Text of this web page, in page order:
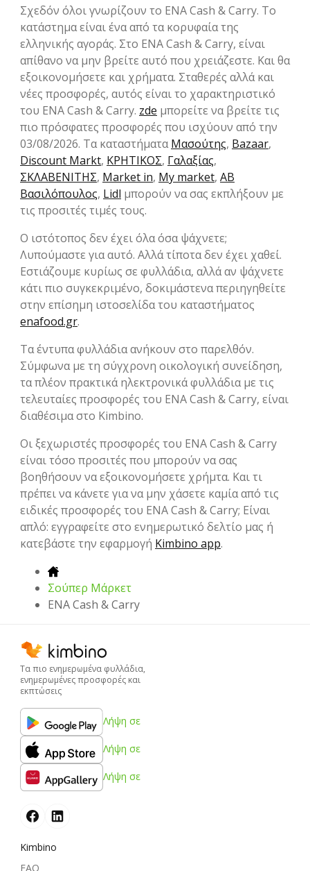
Σχεδόν όλοι γνωρίζουν το ENA Cash & Carry. Το
κατάστημα είναι ένα από τα κορυφαία της
ελληνικής αγοράς. Στο ENA Cash & Carry, είναι
απίθανο να μην βρείτε αυτό που χρειάζεστε. Και θα
εξοικονομήσετε και χρήματα. Σταθερές αλλά και
νέες προσφορές, αυτός είναι το χαρακτηριστικό
του ENA Cash & Carry. zde μπορείτε να βρείτε τις
πιο πρόσφατες προσφορές που ισχύουν από την
03/08/2026. Τα καταστήματαΜασούτης, Bazaar,
Discount Markt, ΚΡΗΤΙΚΟΣ, Γαλαξίας,
ΣΚΛΑΒΕΝΙΤΗΣ, Market in, My market, ΑΒ
Βασιλόπουλος, Lidl μπορούν να σας εκπλήξουν με
τις προσιτές τιμές τους.
Ο ιστότοπος δεν έχει όλα όσα ψάχνετε;
Λυπούμαστε για αυτό. Αλλά τίποτα δεν έχει χαθεί.
Εστιάζουμε κυρίως σε φυλλάδια, αλλά αν ψάχνετε
κάτι πιο συγκεκριμένο, δοκιμάστενα περιηγηθείτε
στην επίσημη ιστοσελίδα του καταστήματος
enafood.gr.
Τα έντυπα φυλλάδια ανήκουν στο παρελθόν.
Σύμφωνα με τη σύγχρονη οικολογική συνείδηση,
τα πλέον πρακτικά ηλεκτρονικά φυλλάδια με τις
τελευταίες προσφορές του ENA Cash & Carry, είναι
διαθέσιμα στο Kimbino.
Οι ξεχωριστές προσφορές του ENA Cash & Carry
είναι τόσο προσιτές που μπορούν να σας
βοηθήσουν να εξοικονομήσετε χρήμτα. Και τι
πρέπει να κάνετε για να μην χάσετε καμία από τις
ειδικές προσφορές του ENA Cash & Carry; Είναι
απλό: εγγραφείτε στο ενημερωτικό δελτίο μας ή
κατεβάστε την εφαρμογή Kimbino app.
Σούπερ Μάρκετ
ENA Cash & Carry
Τα πιο ενημερωμένα φυλλάδια,
ενημερωμένες προσφορές και
εκπτώσεις
Λήψη σε
Λήψη σε
Λήψη σε
Kimbino
FAQ